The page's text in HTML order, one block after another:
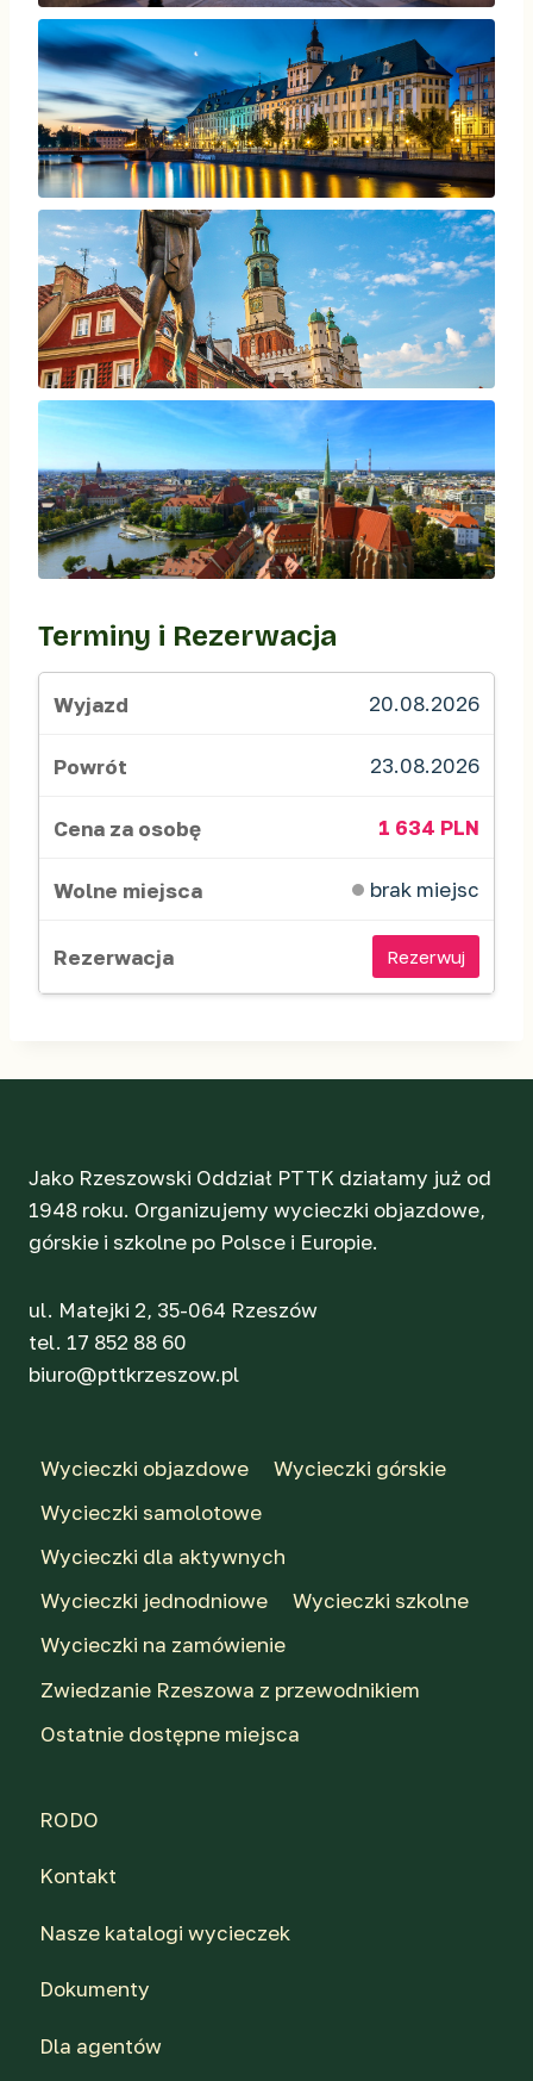
Terminy i Rezerwacja
20.08.2026
23.08.2026
1 634 PLN
brak miejsc
Rezerwuj
Jako Rzeszowski Oddział PTTK działamy już od
1948 roku. Organizujemy wycieczki objazdowe,
górskie i szkolne po Polsce i Europie.
ul. Matejki 2, 35-064 Rzeszów
tel. 17 852 88 60
biuro@pttkrzeszow.pl
Wycieczki objazdowe
Wycieczki górskie
Wycieczki samolotowe
Wycieczki dla aktywnych
Wycieczki jednodniowe
Wycieczki szkolne
Wycieczki na zamówienie
Zwiedzanie Rzeszowa z przewodnikiem
Ostatnie dostępne miejsca
RODO
Kontakt
Nasze katalogi wycieczek
Dokumenty
Dla agentów